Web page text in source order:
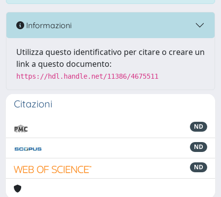
Informazioni
Utilizza questo identificativo per citare o creare un
link a questo documento:
https://hdl.handle.net/11386/4675511
Citazioni
ND
ND
ND